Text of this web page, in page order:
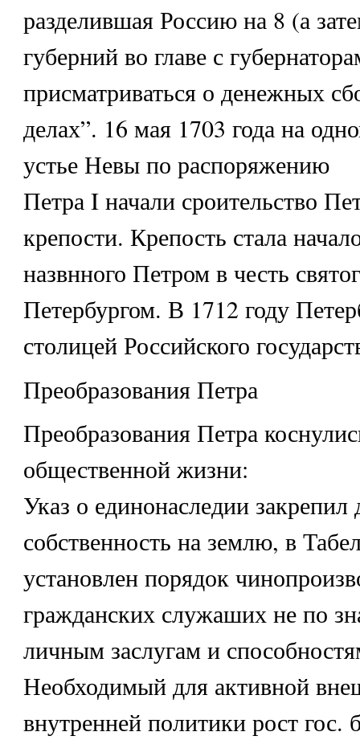
разделившая Россию на 8 (а
губерний во главе с
присматриваться о денежных
делах”. 16 мая 1703 года на
устье Невы по распоряжению
Петра I начали сроительство
крепости. Крепость стала
назвнного Петром в честь
Петербургом. В 1712 году
столицей Российского
Преобразования Петра
Преобразования Петра
общественной жизни:
Указ о единонаследии
собственность на землю, в
установлен порядок
гражданских служаших не по
личным заслугам и
Необходимый для активной
внутренней политики рост гос.